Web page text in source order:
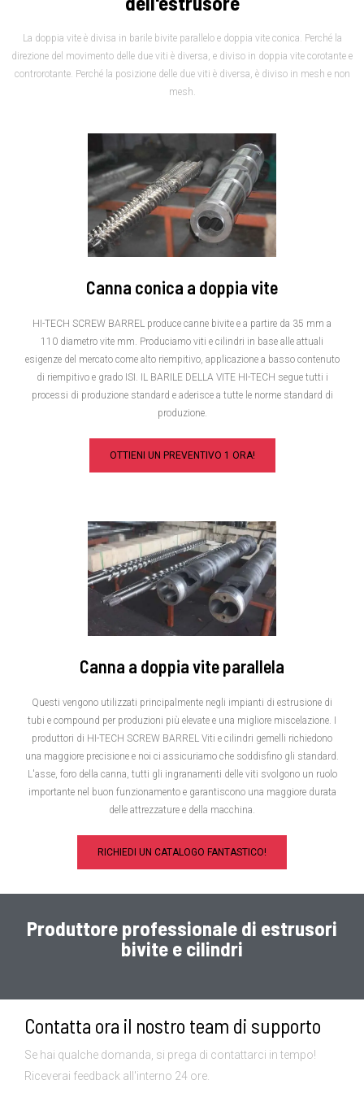
La doppia vite è divisa in barile bivite parallelo e doppia vite conica. Perché la
direzione del movimento delle due viti è diversa, e diviso in doppia vite corotante e
controrotante. Perché la posizione delle due viti è diversa, è diviso in mesh e non
mesh.
Canna conica a doppia vite
HI-TECH SCREW BARREL produce canne bivite e a partire da 35 mm a
110 diametro vite mm. Produciamo viti e cilindri in base alle attuali
esigenze del mercato come alto riempitivo, applicazione a basso contenuto
di riempitivo e grado ISI . IL BARILE DELLA VITE HI-TECH segue tutti i
processi di produzione standard e aderisce a tutte le norme standard di
produzione.
OTTIENI UN PREVENTIVO 1 ORA!
Canna a doppia vite parallela
Questi vengono utilizzati principalmente negli impianti di estrusione di
tubi e compound per produzioni più elevate e una migliore miscelazione I
produttori di HI-TECH SCREW BARREL Viti e cilindri gemelli richiedono
una maggiore precisione e noi ci assicuriamo che soddisfino gli standard
L'asse, foro della canna tutti gli ingranamenti delle viti svolgono un ruolo
importante nel buon funzionamento e garantiscono una maggiore durata
delle attrezzature e della macchina
RICHIEDI UN CATALOGO FANTASTICO!
Produttore professionale di estrusori
bivite e cilindri
Contatta ora il nostro team di supporto
Se hai qualche domanda, si prega di contattarci in tempo!
Riceverai feedback all'interno 24 ore.